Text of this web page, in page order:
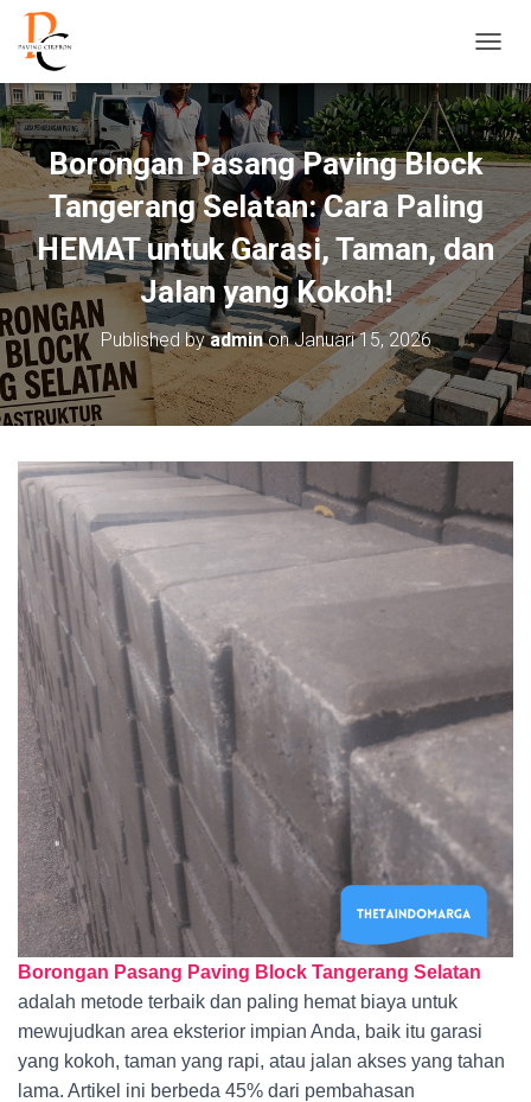
O
G
G
L
E
N
A
V
I
G
A
S
Borongan Pasang Paving Block
Tangerang Selatan: Cara Paling
HEMAT untuk Garasi, Taman, dan
Jalan yang Kokoh!
Published byadminonJanuari 15, 2026
Borongan Pasang Paving Block Tangerang Selatan
adalah metode terbaik dan paling hemat biaya untuk
mewujudkan area eksterior impian Anda, baik itu garasi
yang kokoh, taman yang rapi, atau jalan akses yang tahan
lama. Artikel ini berbeda 45% dari pembahasan